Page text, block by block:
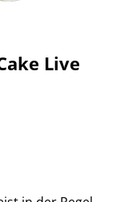
Live